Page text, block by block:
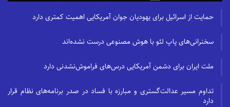
حمایت از اسرائیل برای یهودیان جوان آمریکایی اهمیت کمتری دارد
سخنرانی‌های پاپ لئو با هوش مصنوعی درست نشده‌اند
ملت ایران برای دشمن آمریکایی درس‌های فراموش‌نشدنی دارد
تداوم مسیر عدالت‌گستری و مبارزه با فساد در صدر برنامه‌های نظام قرار
دارد